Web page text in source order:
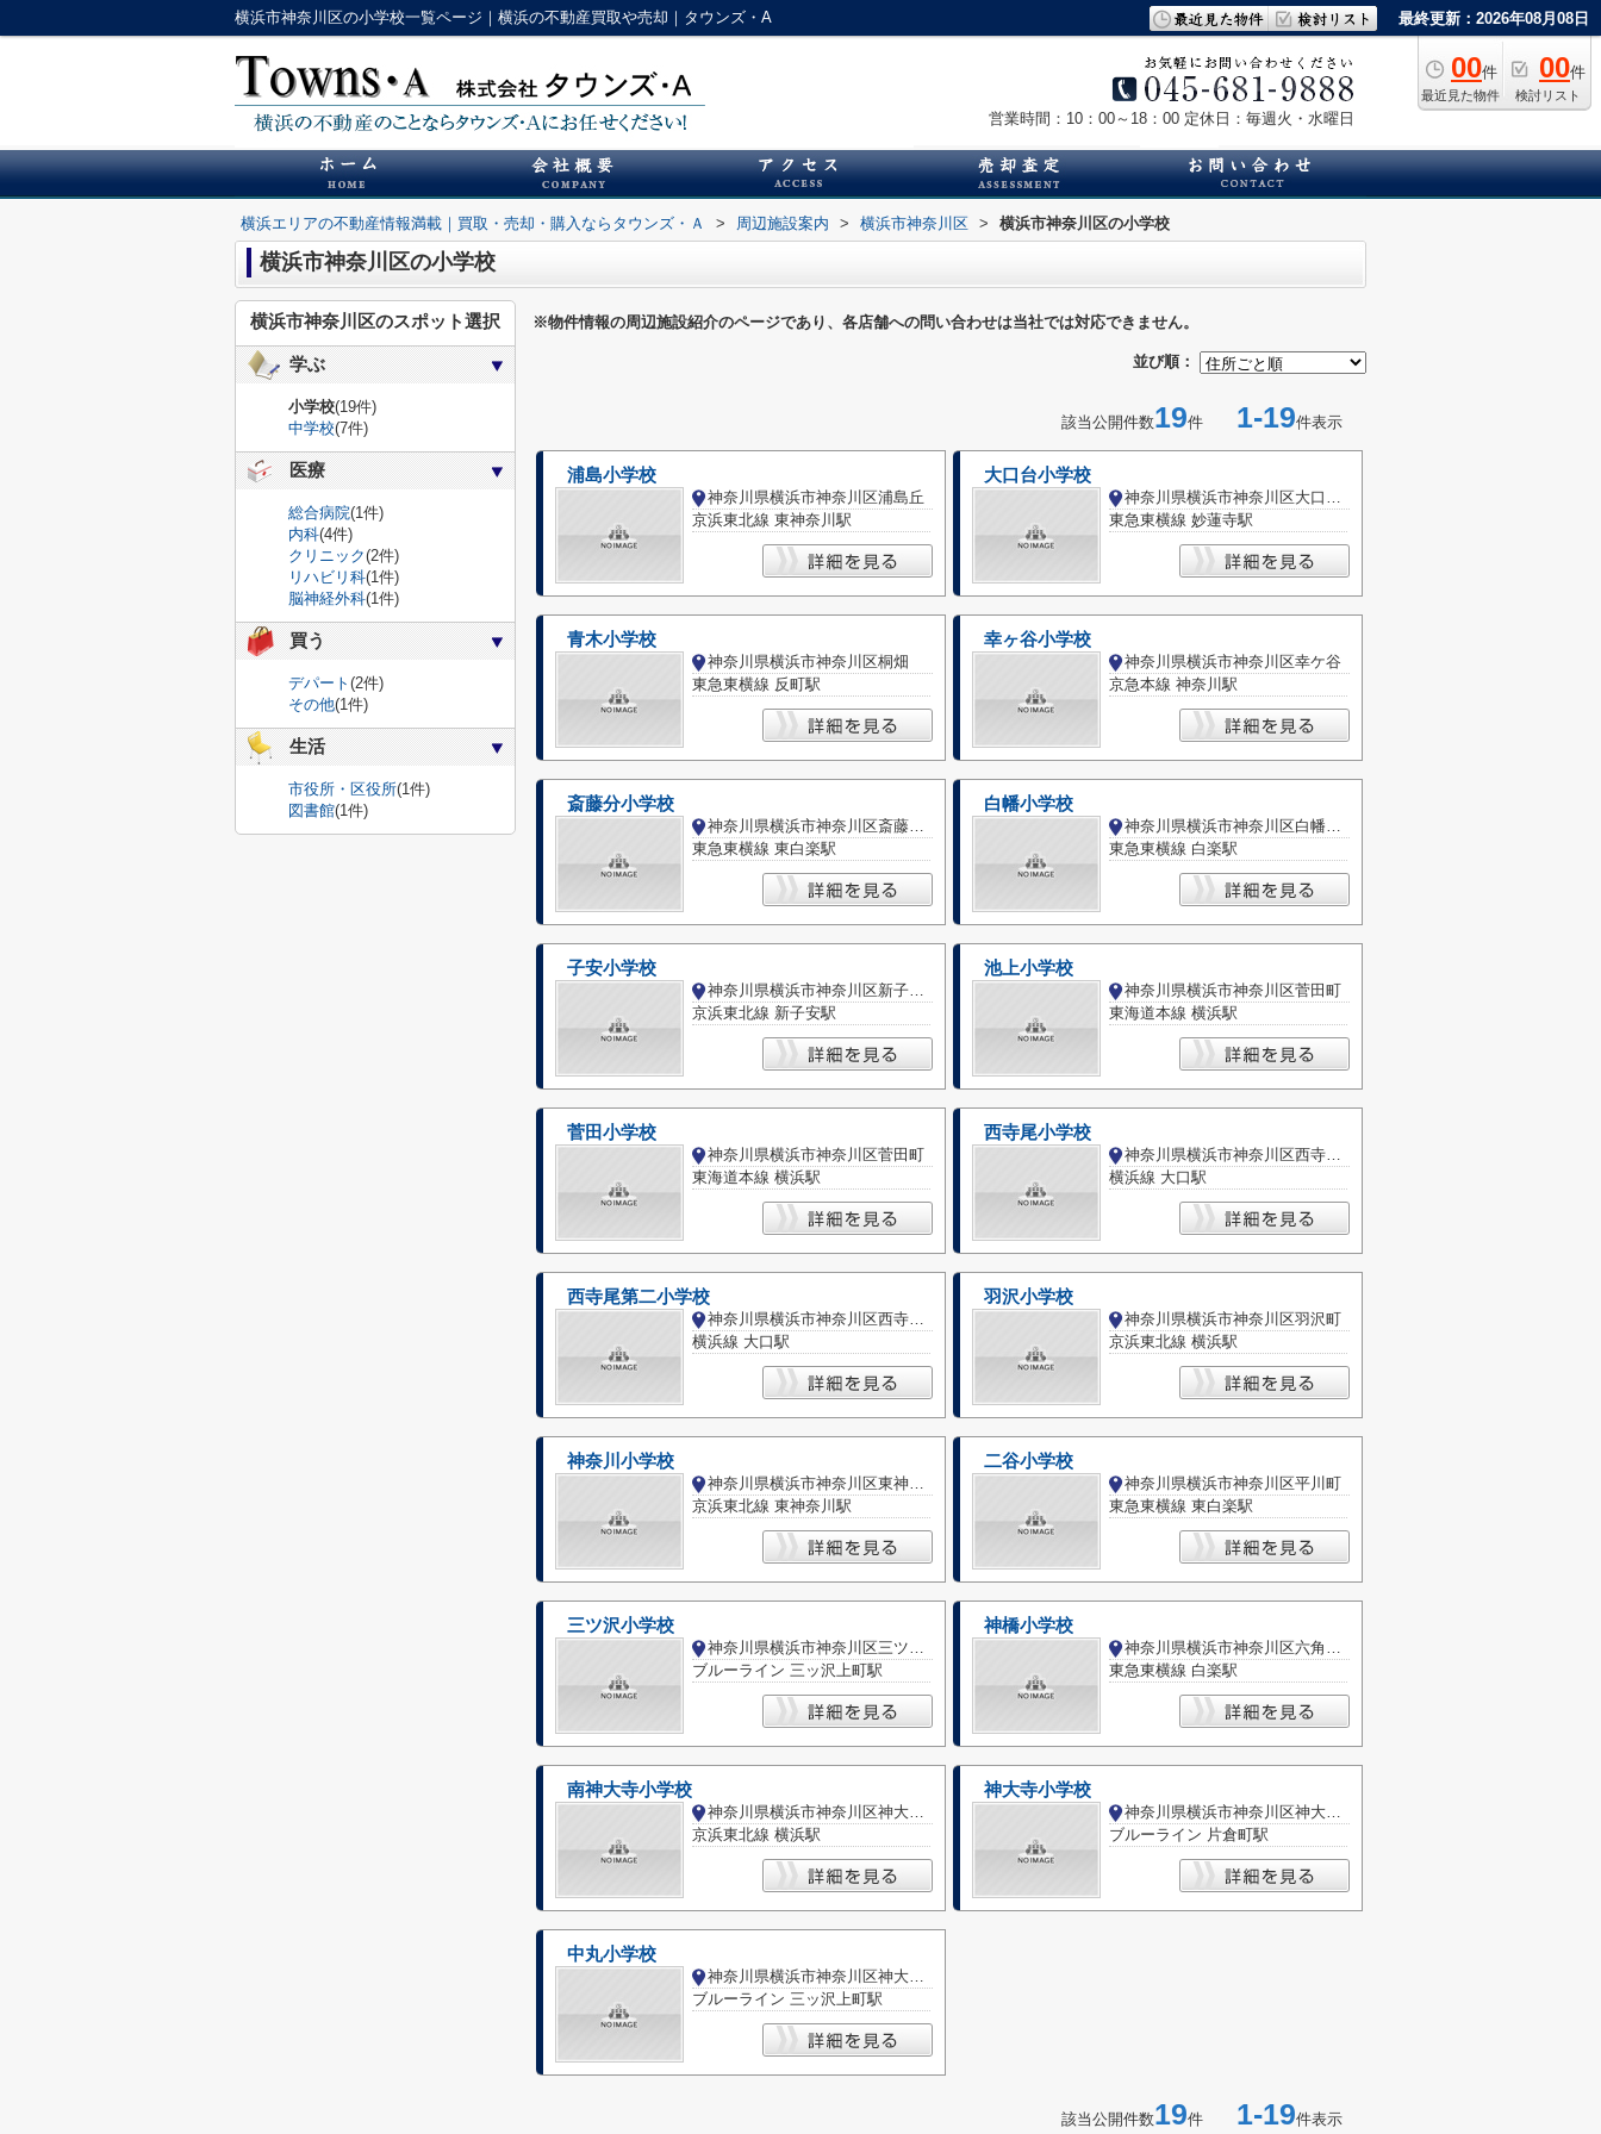
横浜市神奈川区の小学校一覧ページ｜横浜の不動産買取や売却｜タウンズ・A 最終更新：2026年08月08日
00件
最近見た物件
00件
検討リスト
営業時間：10：00～18：00 定休日：毎週火・水曜日
横浜エリアの不動産情報満載｜買取・売却・購入ならタウンズ・Ａ > 周辺施設案内 > 横浜市神奈川区 > 横浜市神奈川区の小学校
横浜市神奈川区の小学校
※物件情報の周辺施設紹介のページであり、各店舗への問い合わせは当社では対応できません。
並び順：
該当公開件数19件 1-19件表示
浦島小学校
神奈川県横浜市神奈川区浦島丘
京浜東北線 東神奈川駅
大口台小学校
神奈川県横浜市神奈川区大口仲町
東急東横線 妙蓮寺駅
青木小学校
神奈川県横浜市神奈川区桐畑
東急東横線 反町駅
幸ヶ谷小学校
神奈川県横浜市神奈川区幸ケ谷
京急本線 神奈川駅
斎藤分小学校
神奈川県横浜市神奈川区斎藤分町
東急東横線 東白楽駅
白幡小学校
神奈川県横浜市神奈川区白幡上町
東急東横線 白楽駅
子安小学校
神奈川県横浜市神奈川区新子安１丁目
京浜東北線 新子安駅
池上小学校
神奈川県横浜市神奈川区菅田町
東海道本線 横浜駅
菅田小学校
神奈川県横浜市神奈川区菅田町
東海道本線 横浜駅
西寺尾小学校
神奈川県横浜市神奈川区西寺尾２丁目
横浜線 大口駅
西寺尾第二小学校
神奈川県横浜市神奈川区西寺尾２丁目
横浜線 大口駅
羽沢小学校
神奈川県横浜市神奈川区羽沢町
京浜東北線 横浜駅
神奈川小学校
神奈川県横浜市神奈川区東神奈川２丁目
京浜東北線 東神奈川駅
二谷小学校
神奈川県横浜市神奈川区平川町
東急東横線 東白楽駅
三ツ沢小学校
神奈川県横浜市神奈川区三ツ沢中町
ブルーライン 三ッ沢上町駅
神橋小学校
神奈川県横浜市神奈川区六角橋２丁目
東急東横線 白楽駅
南神大寺小学校
神奈川県横浜市神奈川区神大寺２丁目
京浜東北線 横浜駅
神大寺小学校
神奈川県横浜市神奈川区神大寺３丁目
ブルーライン 片倉町駅
中丸小学校
神奈川県横浜市神奈川区神大寺３丁目
ブルーライン 三ッ沢上町駅
該当公開件数19件 1-19件表示
横浜市神奈川区のスポット選択
学ぶ
小学校(19件)
中学校(7件)
医療
総合病院(1件)
内科(4件)
クリニック(2件)
リハビリ科(1件)
脳神経外科(1件)
買う
デパート (2件)
その他(1件)
生活
市役所・区役所(1件)
図書館(1件)